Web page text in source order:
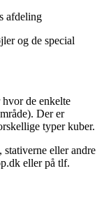
og de special
de enkelte
Der er
typer kuber.
eller andre
eller på tlf.